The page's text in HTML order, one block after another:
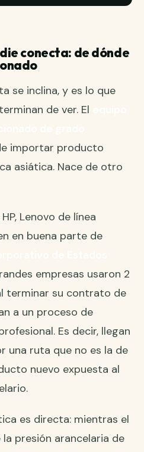
conecta: de dónde
se inclina, y es lo que
de ver. El
importar producto
asiática. Nace de otro
Lenovo de línea
en buena parte de
empresas usaron 2
terminar su contrato de
a un proceso de
Es decir, llegan
una ruta que no es la de
nuevo expuesta al
es directa: mientras el
presión arancelaria de